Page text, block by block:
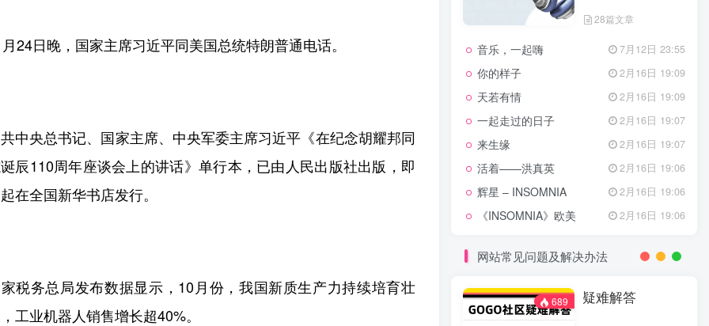
24日晚，国家主席习近平同美国总统特朗普通电话。
中央总书记、国家主席、中央军委主席习近平《在纪念胡耀邦同
辰110周年座谈会上的讲话》单行本，已由人民出版社出版，即
在全国新华书店发行。
税务总局发布数据显示，10月份，我国新质生产力持续培育壮
工业机器人销售增长超40%。
28篇文章
音乐，一起嗨 7月12日 23:55
你的样子 2月16日 19:09
天若有情 2月16日 19:09
一起走过的日子 2月16日 19:07
来生缘 2月16日 19:07
活着——洪真英 2月16日 19:06
辉星 – INSOMNIA 2月16日 19:06
《INSOMNIA》欧美 2月16日 19:06
网站常见问题及解决办法
689 疑难解答